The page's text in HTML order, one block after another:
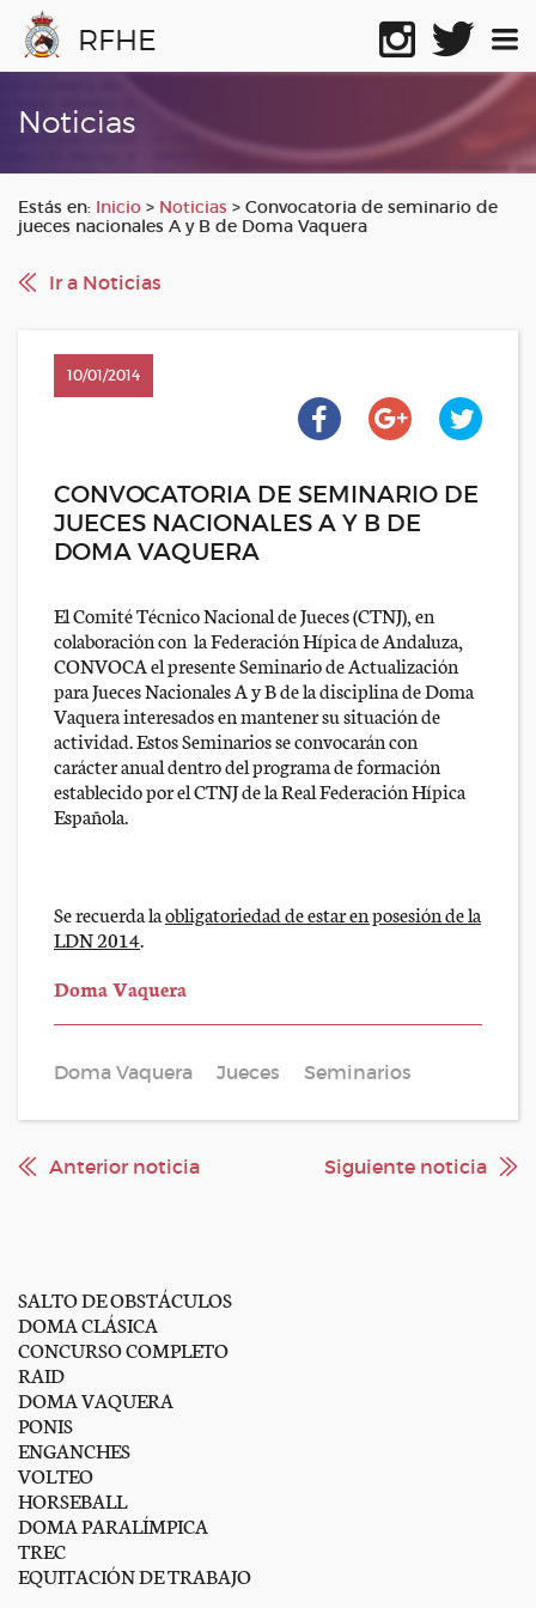
RFHE
Noticias
Estás en: Inicio > Noticias > Convocatoria de seminario de
jueces nacionales A y B de Doma Vaquera
Ir a Noticias
10/01/2014
CONVOCATORIA DE SEMINARIO DE
JUECES NACIONALES A Y B DE
DOMA VAQUERA
El Comité Técnico Nacional de Jueces (CTNJ), en
colaboración con la Federación Hípica de Andaluza,
CONVOCA el presente Seminario de Actualización
para Jueces Nacionales A y B de la disciplina de Doma
Vaquera interesados en mantener su situación de
actividad. Estos Seminarios se convocarán con
carácter anual dentro del programa de formación
establecido por el CTNJ de la Real Federación Hípica
Española.
Se recuerda laobligatoriedad de estar en posesión de la
LDN 2014.
Doma Vaquera
Doma Vaquera Jueces Seminarios
Anterior noticia Siguiente noticia
SALTO DE OBSTÁCULOS
DOMA CLÁSICA
CONCURSO COMPLETO
RAID
DOMA VAQUERA
PONIS
ENGANCHES
VOLTEO
HORSEBALL
DOMA PARALÍMPICA
TREC
EQUITACIÓN DE TRABAJO